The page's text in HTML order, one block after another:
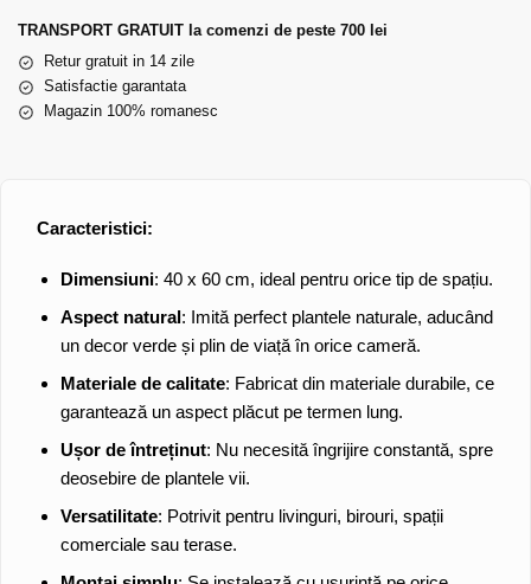
TRANSPORT GRATUIT la comenzi de peste 700 lei
Retur gratuit in 14 zile
Satisfactie garantata
Magazin 100% romanesc
Caracteristici:
Dimensiuni: 40 x 60 cm, ideal pentru orice tip de spațiu.
Aspect natural: Imită perfect plantele naturale, aducând
un decor verde și plin de viață în orice cameră.
Materiale de calitate: Fabricat din materiale durabile, ce
garantează un aspect plăcut pe termen lung.
Ușor de întreținut: Nu necesită îngrijire constantă, spre
deosebire de plantele vii.
Versatilitate: Potrivit pentru livinguri, birouri, spații
comerciale sau terase.